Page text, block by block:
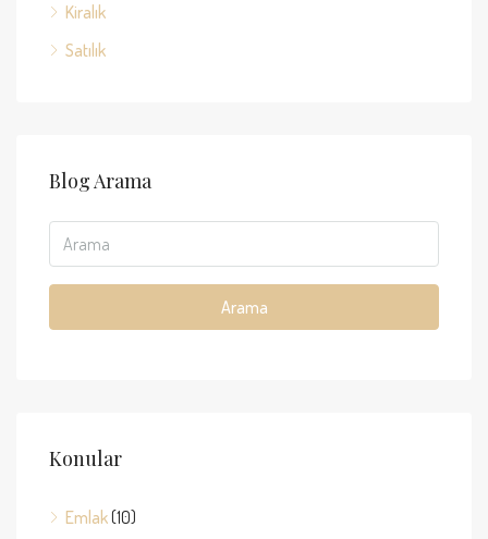
Kiralık
Satılık
Blog Arama
Arama
Konular
Emlak(10)